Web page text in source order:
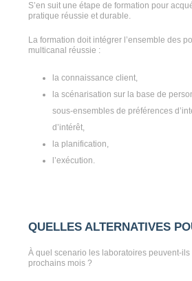
S’en suit une étape de formation pour
pratique réussie et durable.
La formation doit intégrer l’ensemble des
multicanal réussie :
la connaissance client,
la scénarisation sur la base de
sous-ensembles de préférences
d’intérêt,
la planification,
l’exécution.
QUELLES ALTERNATIVES
À quel scenario les laboratoires peuvent-
prochains mois ?